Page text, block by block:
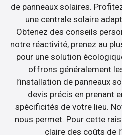
de panneaux solaires.
une centrale solaire
Obtenez des conseils
notre réactivité, prenez au
pour une solution
offrons généralement
l’installation de panneaux
devis précis en prenant
spécificités de votre lieu.
nous permet. Pour cette
claire des coûts de